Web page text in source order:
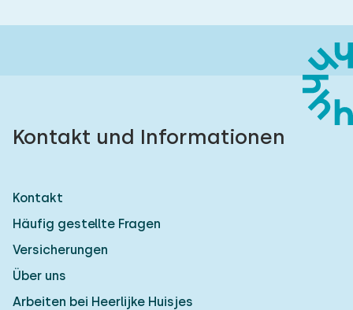
Kontakt und Informationen
Kontakt
Häufig gestellte Fragen
Versicherungen
Über uns
Arbeiten bei Heerlijke Huisjes